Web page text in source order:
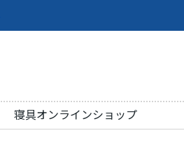
寝具オンラインショップ